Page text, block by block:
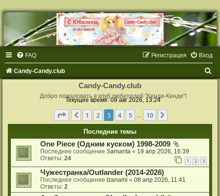
FAQ Вход
Регистрация
Candy-Candy.club
Candy-Candy.club
Добро пожаловать в клуб любителей "Кенди-Кенди"!
Текущее время: 09 авг 2026, 13:24
Страница3 из 10
Пред.
1 2 3 4 5 10
Последние темы
One Piece (Одним куском) 1998-2009
Последнее сообщение Samanta « 19 апр 2026, 16:39
Ответы: 24 1 2 3
Чужестранка/Outlander (2014-2026)
Последнее сообщение Izanami « 08 апр 2026, 11:41
Ответы: 2